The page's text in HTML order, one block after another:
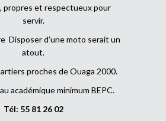
propres et respectueux pour
servir.
Disposer d’une moto serait un
atout.
proches de Ouaga 2000.
académique minimum BEPC.
Tél: 55 81 26 02